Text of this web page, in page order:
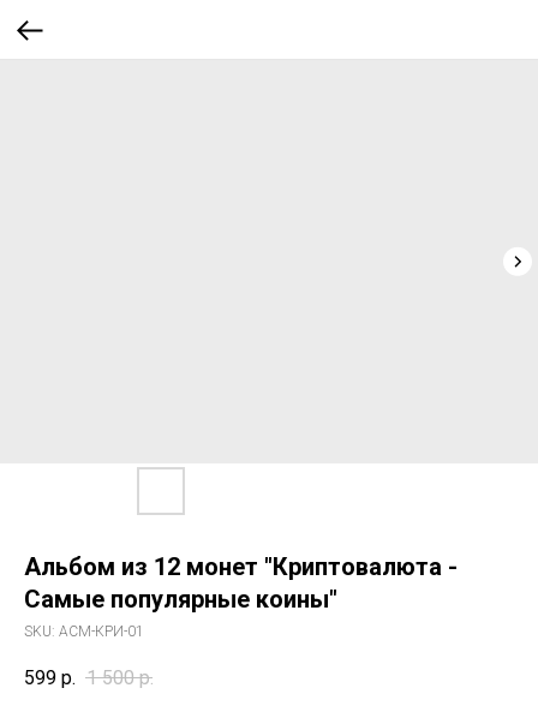
Альбом из 12 монет "Криптовалюта -
Самые популярные коины"
SKU: АСМ-КРИ-01
599 р. 1 500 р.